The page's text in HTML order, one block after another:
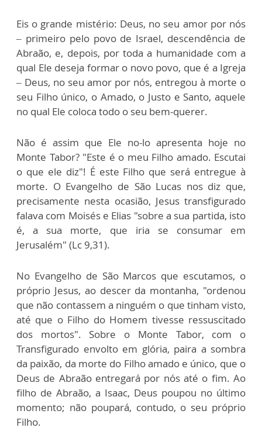
Eis o grande mistério: Deus, no seu amor por nós
– primeiro pelo povo de Israel, descendência de
Abraão, e, depois, por toda a humanidade com a
qual Ele deseja formar o novo povo, que é a Igreja
– Deus, no seu amor por nós, entregou à morte o
seu Filho único, o Amado, o Justo e Santo, aquele
no qual Ele coloca todo o seu bem-querer.
Não é assim que Ele no-lo apresenta hoje no
Monte Tabor? "Este é o meu Filho amado. Escutai
o que ele diz"! É este Filho que será entregue à
morte. O Evangelho de São Lucas nos diz que,
precisamente nesta ocasião, Jesus transfigurado
falava com Moisés e Elias "sobre a sua partida, isto
é, a sua morte, que iria se consumar em
Jerusalém" (Lc 9,31).
No Evangelho de São Marcos que escutamos, o
próprio Jesus, ao descer da montanha, "ordenou
que não contassem a ninguém o que tinham visto,
até que o Filho do Homem tivesse ressuscitado
dos mortos". Sobre o Monte Tabor, com o
Transfigurado envolto em glória, paira a sombra
da paixão, da morte do Filho amado e único, que o
Deus de Abraão entregará por nós até o fim. Ao
filho de Abraão, a Isaac, Deus poupou no último
momento; não poupará, contudo, o seu próprio
Filho.